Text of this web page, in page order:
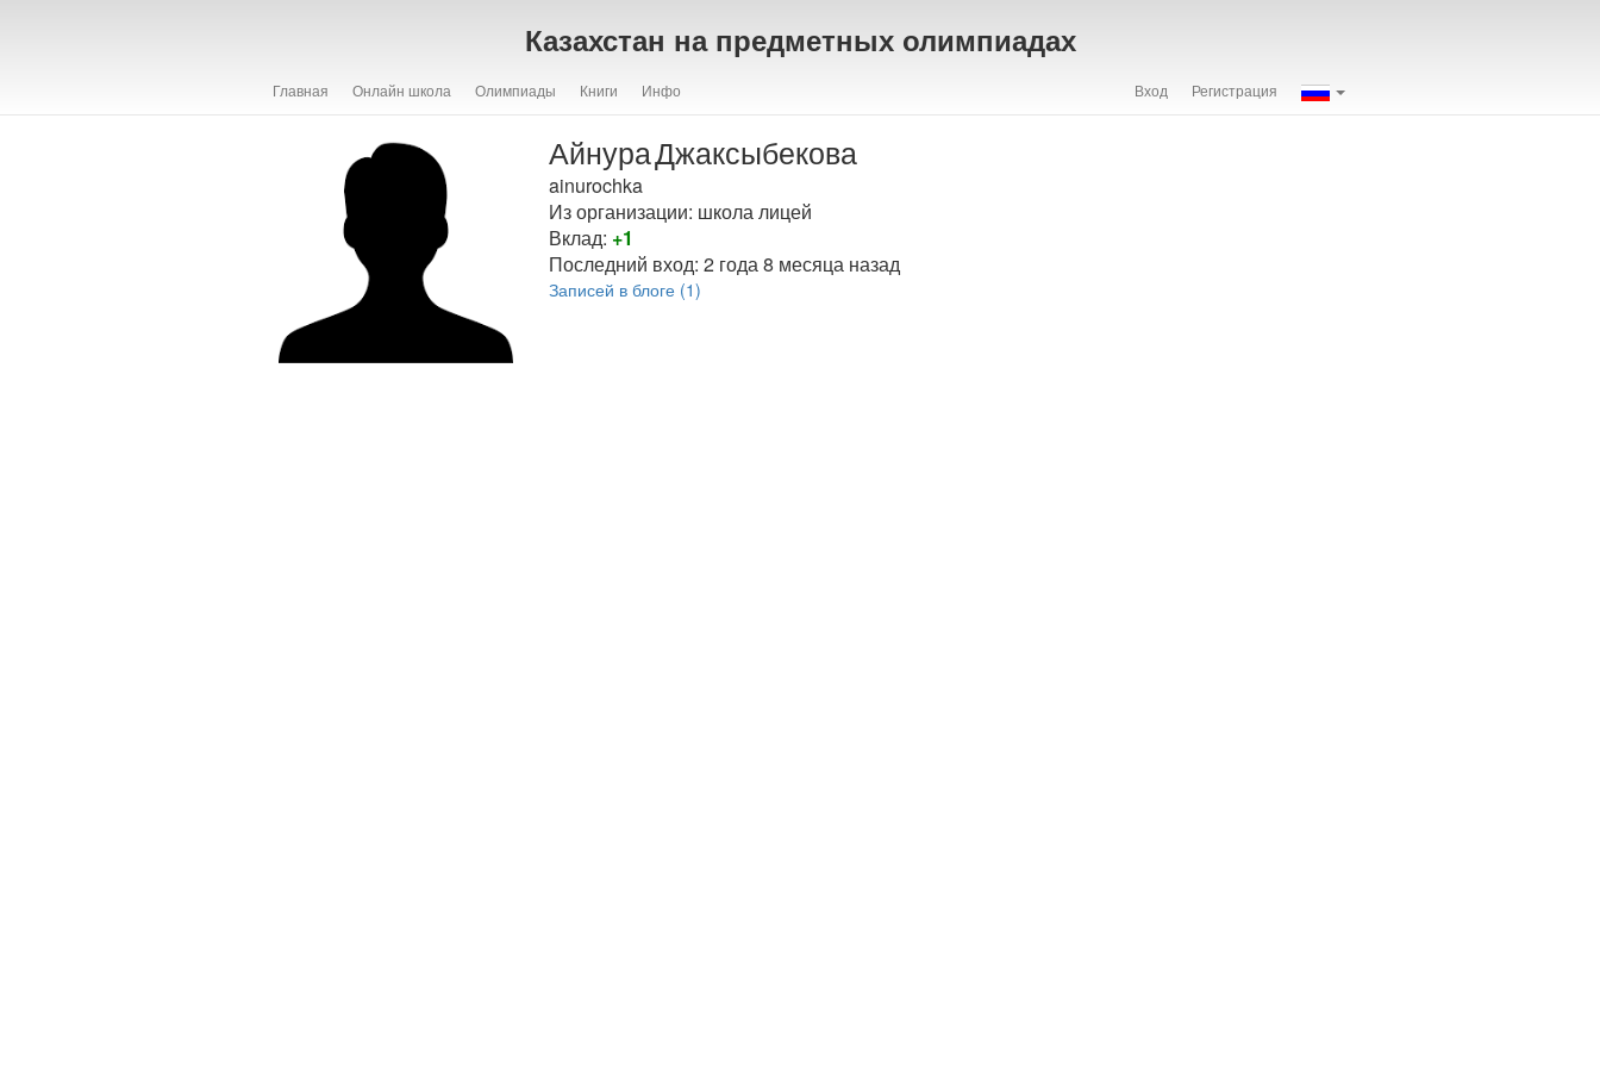
Казахстан на предметных олимпиадах
Главная Онлайн школа Олимпиады Книги Инфо Вход Регистрация
АйнураДжаксыбекова
ainurochka
Из организации: школа лицей
Вклад: +1
Последний вход: 2 года 8 месяца назад
Записей в блоге (1)